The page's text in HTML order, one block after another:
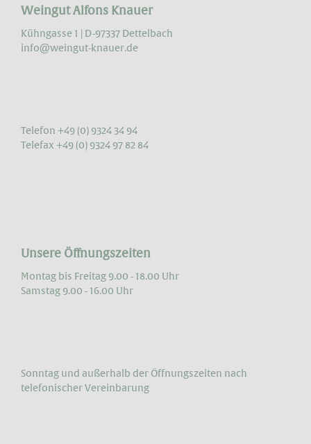
Weingut Alfons Knauer
Kühngasse 1 | D-97337 Dettelbach
info@weingut-knauer.de
Telefon +49 (0) 9324 34 94
Telefax +49 (0) 9324 97 82 84
Unsere Öffnungszeiten
Montag bis Freitag 9.00 - 18.00 Uhr
Samstag 9.00 - 16.00 Uhr
Sonntag und außerhalb der Öffnungs­zeiten nach
telefonischer Vereinbarung